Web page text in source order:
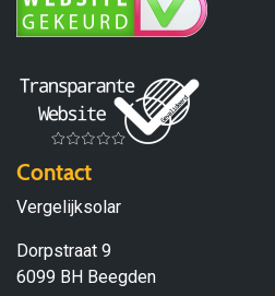
Contact
Vergelijksolar
Dorpstraat 9
6099 BH Beegden